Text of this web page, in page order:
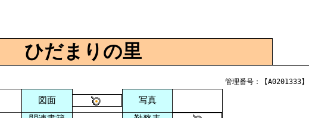
ひだまりの里
管理番号：【A0201333】
図面
写真